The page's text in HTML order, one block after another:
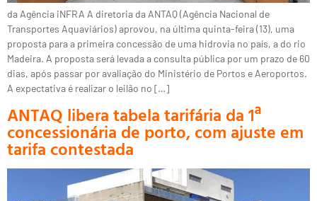
da Agência iNFRA A diretoria da ANTAQ (Agência Nacional de
Transportes Aquaviários) aprovou, na última quinta-feira (13), uma
proposta para a primeira concessão de uma hidrovia no país, a do rio
Madeira. A proposta será levada a consulta pública por um prazo de 60
dias, após passar por avaliação do Ministério de Portos e Aeroportos.
A expectativa é realizar o leilão no […]
ANTAQ libera tabela tarifária da 1ª
concessionária de porto, com ajuste em
tarifa contestada